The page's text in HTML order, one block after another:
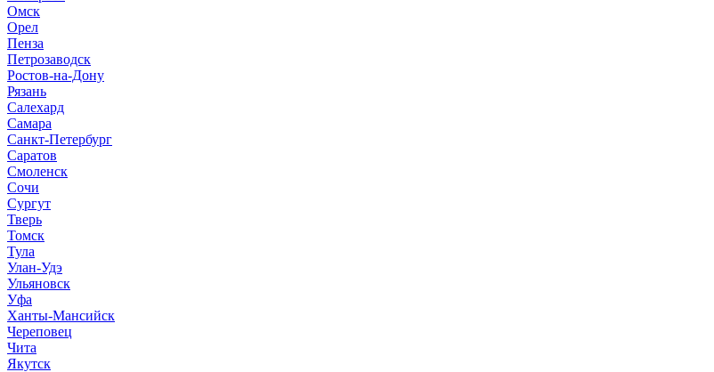
Омск
Орел
Пенза
Петрозаводск
Ростов-на-Дону
Рязань
Салехард
Самара
Санкт-Петербург
Саратов
Смоленск
Сочи
Сургут
Тверь
Томск
Тула
Улан-Удэ
Ульяновск
Уфа
Ханты-Мансийск
Череповец
Чита
Якутск